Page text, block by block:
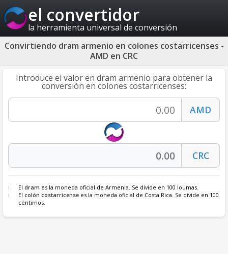
el convertidor
la herramienta universal de conversión
Convirtiendo dram armenio en colones costarricenses -
AMD en CRC
Introduce el valor en dram armenio para obtener la
conversión en colones costarricenses:
El dram es la moneda oficial de Armenia. Se divide en 100 loumas.
El colón costarricense es la moneda oficial de Costa Rica. Se divide en 100
céntimos.